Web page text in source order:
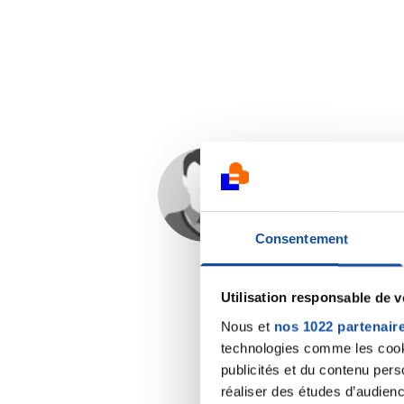
Consentement
Utilisation responsable de
Nous et nos 1022
technologies comme les
publicités et du contenu
réaliser des études